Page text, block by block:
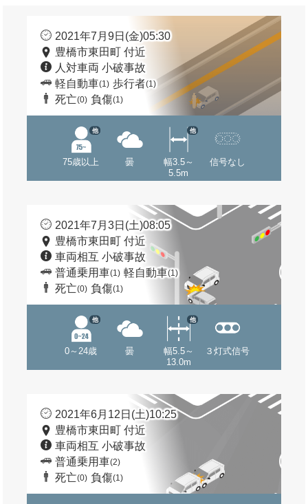
2021年7月9日(金)05:30
豊橋市東田町 付近
人対車両 小破事故
軽自動車(1) 歩行者(1)
死亡(0) 負傷(1)
75歳以上
他
曇
幅3.5～
5.5m
他
信号なし
2021年7月3日(土)08:05
豊橋市東田町 付近
車両相互 小破事故
普通乗用車(1) 軽自動車(1)
死亡(0) 負傷(1)
0～24歳
他
曇
幅5.5～
13.0m
他
３灯式信号
2021年6月12日(土)10:25
豊橋市東田町 付近
車両相互 小破事故
普通乗用車(2)
死亡(0) 負傷(1)